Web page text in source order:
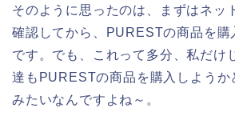
そのように思ったのは、まずはネッ
確認してから、PURESTの商品を購
です。でも、これって多分、私だけ
達もPURESTの商品を購入しようか
みたいなんですよね～。